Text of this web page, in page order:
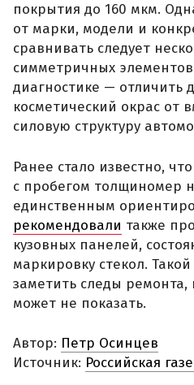
покрытия до 160 мкм.
от марки, модели и
сравнивать следует
симметричных
диагностике — отличить
косметический окрас от
силовую структуру
Ранее стало известно,
с пробегом толщиномер
единственным
рекомендовали также
кузовных панелей,
маркировку стекол.
заметить следы
может не показать.
Автор: Петр Осинцев
Источник: Российская